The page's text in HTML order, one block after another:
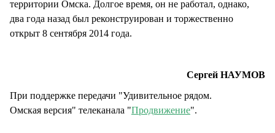
территории Омска. Долгое время, он не работал, однако,
два года назад был реконструирован и торжественно
открыт 8 сентября 2014 года.
Сергей НАУМОВ
При поддержке передачи "Удивительное рядом.
Омская версия" телеканала "Продвижение".